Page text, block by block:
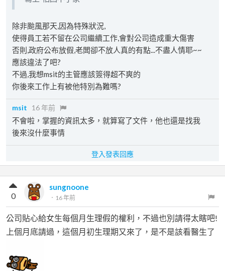
除非颱風那天,因為特殊狀況,
使得員工若不留在公司繼續工作,會對公司造成重大傷害
否則,政府公布放假,老闆卻不放人真的有點...不盡人情耶~~
應該違法了吧?
不過,我想msit的主管應該簽得超不爽的
你後來工作上有被他特別為難嗎?
msit 16 年前
不會啦，掌握的資訊太多，就算寫了文件，他也還是找我
後來沒什麼事情
登入發表回應
sungnoone
． 16 年前
0
公司貼心給女生每個月生理假的權利，不過也別請得太瞎吧!
上個月底請過，這個月初生理期又來了，是不是該看醫生了